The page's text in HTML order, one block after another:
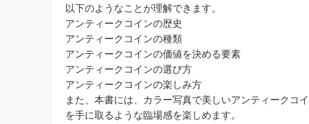
以下のようなことが理解できます。
アンティークコインの歴史
アンティークコインの種類
アンティークコインの価値を決める要素
アンティークコインの選び方
アンティークコインの楽しみ方
また、本書には、カラー写真で美しいアンティークコ
を手に取るような臨場感を楽しめます。